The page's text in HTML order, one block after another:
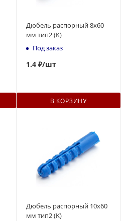
Дюбель распорный 8x60
мм тип2 (K)
Под заказ
1.4 ₽/шт
В КОРЗИНУ
Дюбель распорный 10x60
мм тип2 (K)